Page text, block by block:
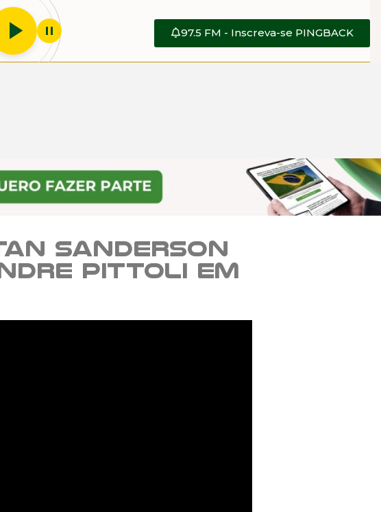
play_arrow pause 97.5 FM - Inscreva-se PINGBACK
Sanderson
Pittoli em